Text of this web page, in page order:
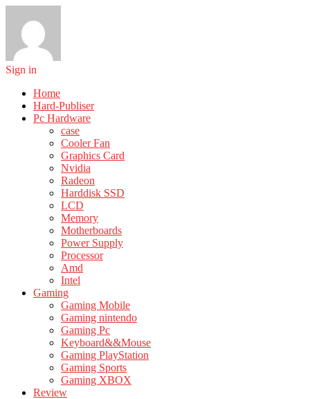
Sign in
Home
Hard-Publiser
Pc Hardware
case
Cooler Fan
Graphics Card
Nvidia
Radeon
Harddisk SSD
LCD
Memory
Motherboards
Power Supply
Processor
Amd
Intel
Gaming
Gaming Mobile
Gaming nintendo
Gaming Pc
Keyboard&&Mouse
Gaming PlayStation
Gaming Sports
Gaming XBOX
Review